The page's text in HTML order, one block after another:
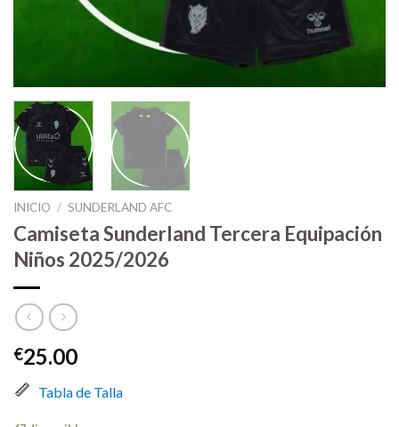
INICIO / SUNDERLAND AFC
Camiseta Sunderland Tercera Equipación
Niños 2025/2026
€25.00
Tabla de Talla